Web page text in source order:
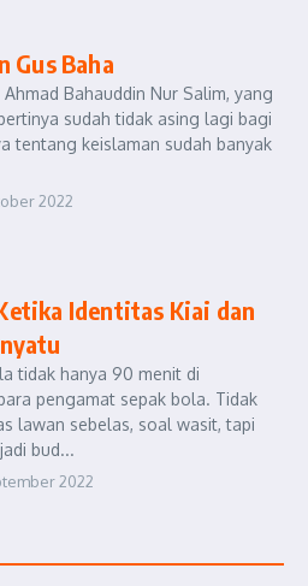
Gus Baha
Bahauddin Nur Salim, yang
sudah tidak asing lagi bagi
tentang keislaman sudah banyak
2022
Identitas Kiai dan
tidak hanya 90 menit di
pengamat sepak bola. Tidak
lawan sebelas, soal wasit, tapi
bud...
2022